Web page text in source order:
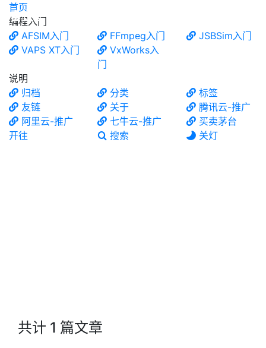
食铁兽
首页
编程入门
AFSIM入门
FFmpeg入门
JSBSim入门
VAPS XT入门
VxWorks入
门
说明
归档
分类
标签
友链
关于
腾讯云-推广
阿里云-推广
七牛云-推广
买卖茅台
开往
搜索 关灯
共计 1 篇文章